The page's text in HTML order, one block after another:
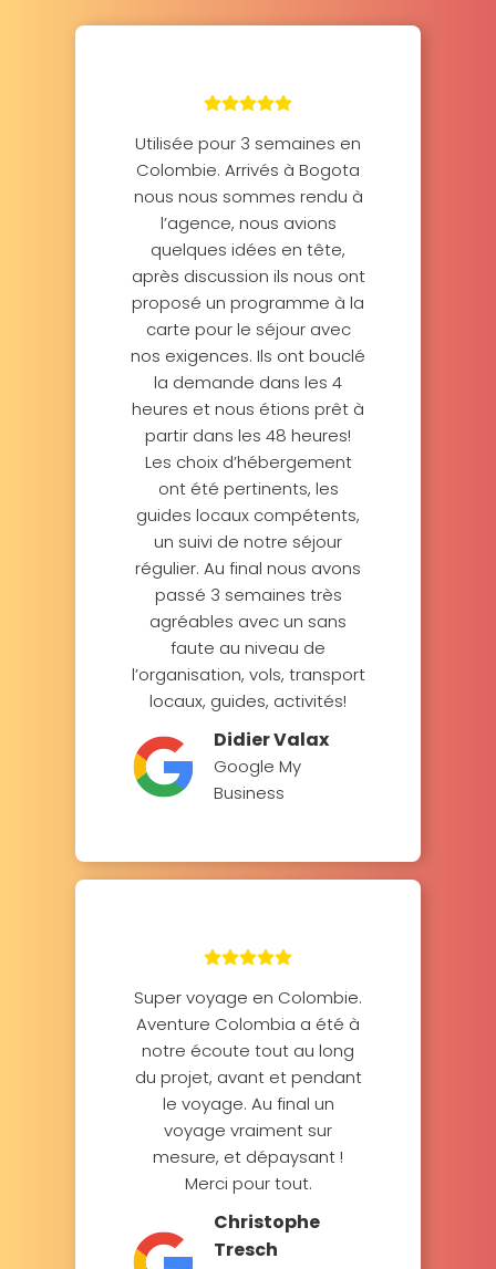
Utilisée pour 3 semaines en
Colombie. Arrivés à Bogota
nous nous sommes rendu à
l’agence, nous avions
quelques idées en tête,
après discussion ils nous ont
proposé un programme à la
carte pour le séjour avec
nos exigences. Ils ont bouclé
la demande dans les 4
heures et nous étions prêt à
partir dans les 48 heures!
Les choix d’hébergement
ont été pertinents, les
guides locaux compétents,
un suivi de notre séjour
régulier. Au final nous avons
passé 3 semaines très
agréables avec un sans
faute au niveau de
l’organisation, vols, transport
locaux, guides, activités!
Didier Valax
Google My
Business
Super voyage en Colombie.
Aventure Colombia a été à
notre écoute tout au long
du projet, avant et pendant
le voyage. Au final un
voyage vraiment sur
mesure, et dépaysant !
Merci pour tout.
Christophe
Tresch